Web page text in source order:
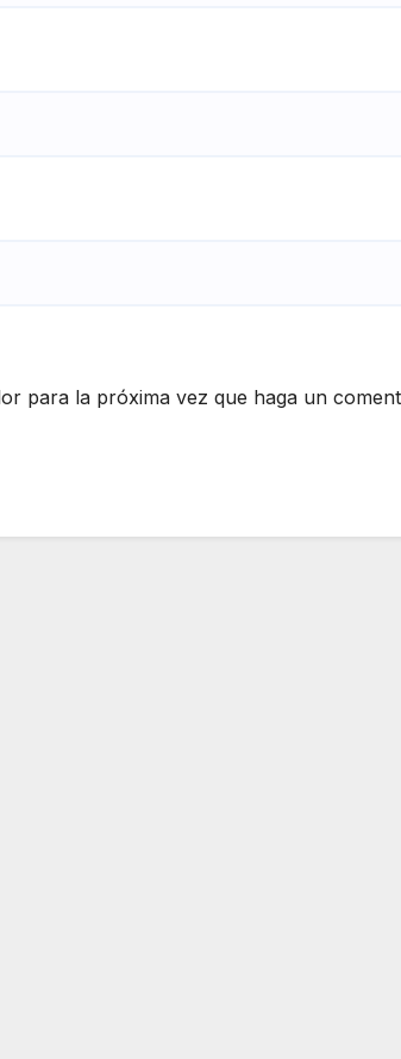
para la próxima vez que haga un